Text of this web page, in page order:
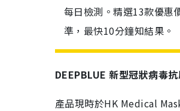
每日檢測。精選13款優惠
準，最快10分鐘知結果。
DEEPBLUE 新型冠狀病毒
產品現時於HK Medical